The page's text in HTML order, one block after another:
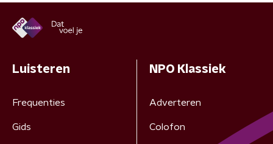
Luisteren
Frequenties
Gids
NPO Klassiek
Adverteren
Colofon